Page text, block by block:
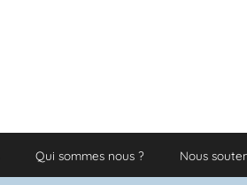
Qui sommes nous ? Nous